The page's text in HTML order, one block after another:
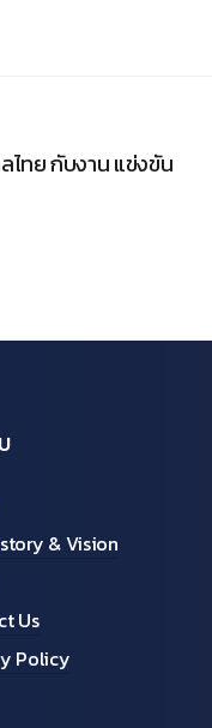
ไทย กับงาน แข่งขัน
& Vision
Us
Policy